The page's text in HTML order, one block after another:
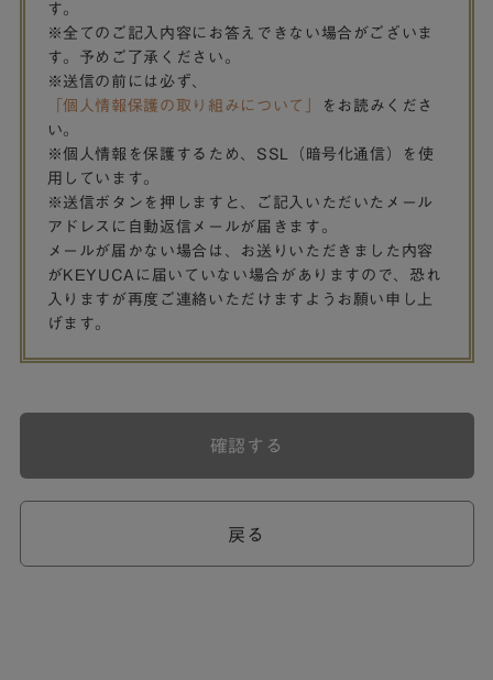
す。
※全てのご記入内容にお答えできない場合がございま
す。予めご了承ください。
※送信の前には必ず、
「個人情報保護の取り組みについて」
をお読みくださ
い。
※個人情報を保護するため、SSL（暗号化通信）を使
用しています。
※送信ボタンを押しますと、ご記入いただいたメール
アドレスに自動返信メールが届きます。
メールが届かない場合は、お送りいただきました内容
がKEYUCAに届いていない場合がありますので、恐れ
入りますが再度ご連絡いただけますようお願い申し上
げます。
戻る
確認する